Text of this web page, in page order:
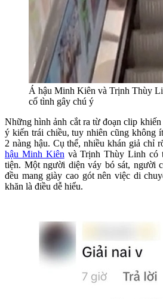
Á hậu Minh Kiên và Trịnh Thùy
cố tình gây chú ý
Những hình ảnh cắt ra từ đoạn clip
ý kiến trái chiều, tuy nhiên cũng không
2 nàng hậu. Cụ thể, nhiều khán giả chỉ
hậu Minh Kiên và Trịnh Thùy Linh có
tiện. Một người diện váy bó sát, người
đều mang giày cao gót nên việc di
khăn là điều dễ hiểu.